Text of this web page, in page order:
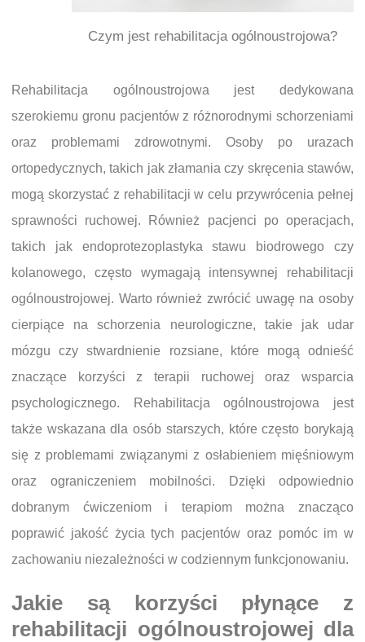
Czym jest rehabilitacja ogólnoustrojowa?
Rehabilitacja ogólnoustrojowa jest dedykowana
szerokiemu gronu pacjentów z różnorodnymi schorzeniami
oraz problemami zdrowotnymi. Osoby po urazach
ortopedycznych, takich jak złamania czy skręcenia stawów,
mogą skorzystać z rehabilitacji w celu przywrócenia pełnej
sprawności ruchowej. Również pacjenci po operacjach,
takich jak endoprotezoplastyka stawu biodrowego czy
kolanowego, często wymagają intensywnej rehabilitacji
ogólnoustrojowej. Warto również zwrócić uwagę na osoby
cierpiące na schorzenia neurologiczne, takie jak udar
mózgu czy stwardnienie rozsiane, które mogą odnieść
znaczące korzyści z terapii ruchowej oraz wsparcia
psychologicznego. Rehabilitacja ogólnoustrojowa jest
także wskazana dla osób starszych, które często borykają
się z problemami związanymi z osłabieniem mięśniowym
oraz ograniczeniem mobilności. Dzięki odpowiednio
dobranym ćwiczeniom i terapiom można znacząco
poprawić jakość życia tych pacjentów oraz pomóc im w
zachowaniu niezależności w codziennym funkcjonowaniu.
Jakie są korzyści płynące z
rehabilitacji ogólnoustrojowej dla